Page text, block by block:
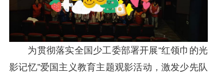
为贯彻落实全国少工委部署开展“红领巾的光
影记忆”爱国主义教育主题观影活动，激发少先队